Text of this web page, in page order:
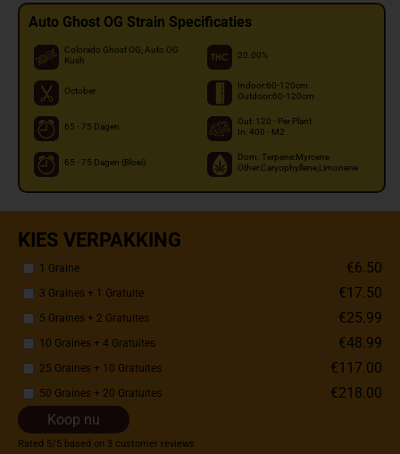
Auto Ghost OG Strain Specificaties
Colorado Ghost OG, Auto OG
Kush
20.00%
October
Indoor:60-120cm
Outdoor:60-120cm
65 - 75 Dagen
Out: 120 - Per Plant
In: 400 - M2
65 - 75 Dagen (Bloei)
Dom. Terpene:Myrcene
Other:Caryophyllene,Limonene
KIES VERPAKKING
1 Graine €6.50
3 Graines + 1 Gratuite €17.50
5 Graines + 2 Gratuites €25.99
10 Graines + 4 Gratuites €48.99
25 Graines + 10 Gratuites €117.00
50 Graines + 20 Gratuites
€218.00
Koop nu
Rated 5/5 based on 3 customer reviews